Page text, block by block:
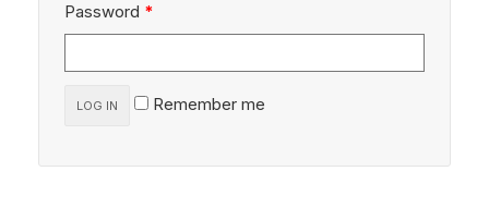
Password *
LOG IN Remember me